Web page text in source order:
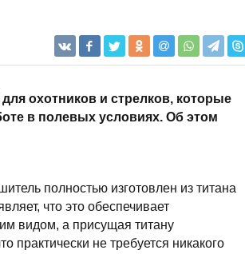
охотников и стрелков, которые
в полевых условиях. Об этом
полностью изготовлен из титана
что это обеспечивает
видом, а присущая титану
практически не требуется никакого